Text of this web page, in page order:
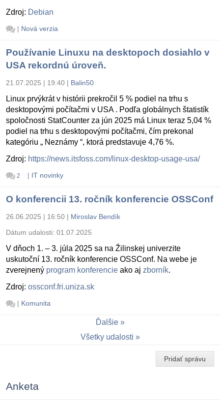
Zdroj: Debian
| Nová verzia
Používanie Linuxu na desktopoch dosiahlo v
USA rekordnú úroveň.
21.07.2025 | 19:40 | Balin50
Linux prvýkrát v histórii prekročil 5 % podiel na trhu s
desktopovými počítačmi v USA . Podľa globálnych štatistík
spoločnosti StatCounter za jún 2025 má Linux teraz 5,04 %
podiel na trhu s desktopovými počítačmi, čím prekonal
kategóriu „ Neznámy “, ktorá predstavuje 4,76 %.
Zdroj: https://news.itsfoss.com/linux-desktop-usage-usa/
2 | IT novinky
O konferencii 13. ročník konferencie OSSConf
26.06.2025 | 16:50 | Miroslav Bendík
Dátum udalosti: 01.07.2025
V dňoch 1. – 3. júla 2025 sa na Žilinskej univerzite
uskutoční 13. ročník konferencie OSSConf. Na webe je
zverejnený program konferencie ako aj zborník.
Zdroj: ossconf.fri.uniza.sk
| Komunita
Ďalšie
Všetky udalosti
Pridať správu
Anketa